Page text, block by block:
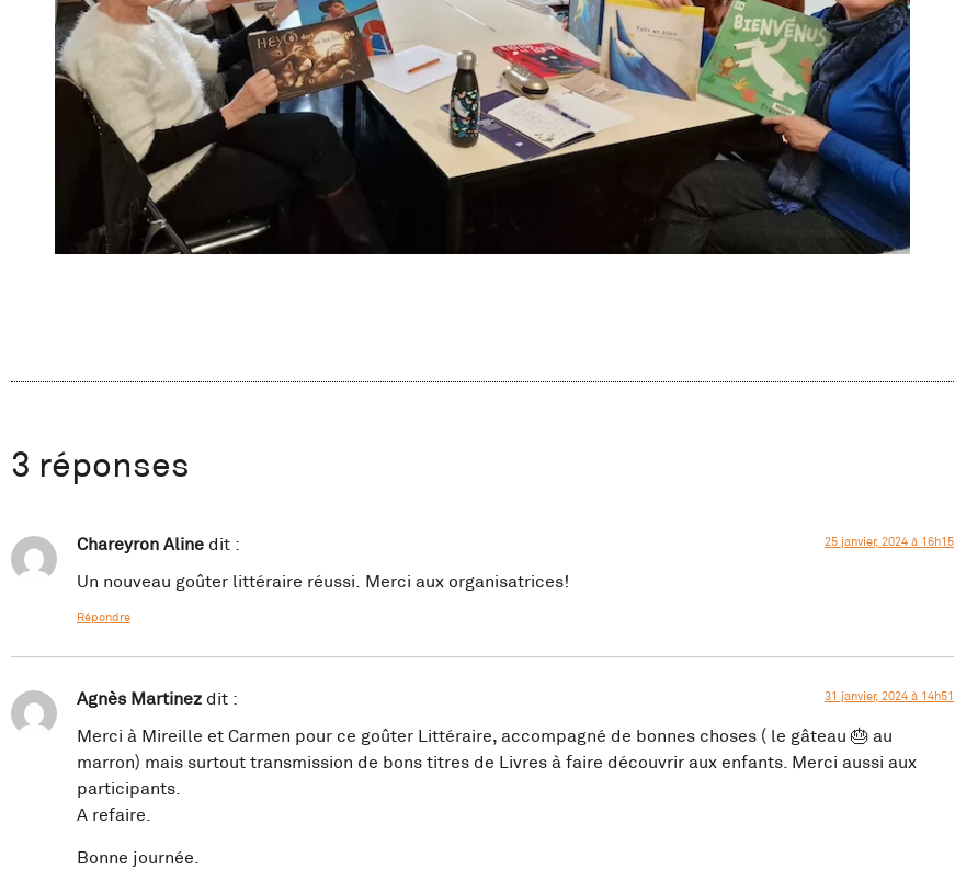
3 réponses
Chareyron Aline dit : 25 janvier, 2024 à 16h15
Un nouveau goûter littéraire réussi. Merci aux organisatrices!
Répondre
Agnès Martinez dit : 31 janvier, 2024 à 14h51
Merci à Mireille et Carmen pour ce goûter Littéraire, accompagné de bonnes choses ( le gâteau 🎂 au
marron) mais surtout transmission de bons titres de Livres à faire découvrir aux enfants. Merci aussi aux
participants.
A refaire.
Bonne journée.